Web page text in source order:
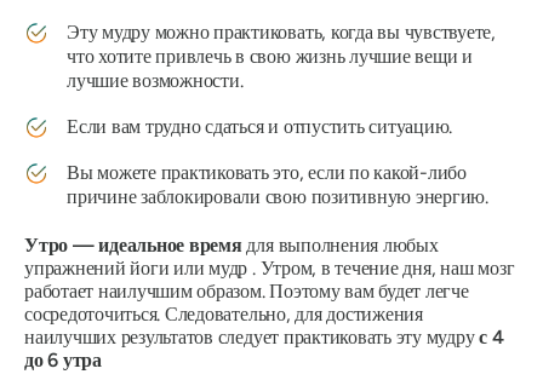
Этумудруможно практиковать, когда вы чувствуете,
что хотите привлечь в свою жизнь лучшие вещи и
лучшие возможности.
Если вам трудно сдаться и отпустить ситуацию.
Вы можете практиковать это, если по какой-либо
причине заблокировали свою позитивную энергию.
Утро — идеальное времядля выполнения любых
упражнений йоги илимудр . Утром, в течение дня, наш мозг
работает наилучшим образом. Поэтому вам будет легче
сосредоточиться. Следовательно, для достижения
наилучших результатов следует практиковать эту мудрус 4
до 6 утра